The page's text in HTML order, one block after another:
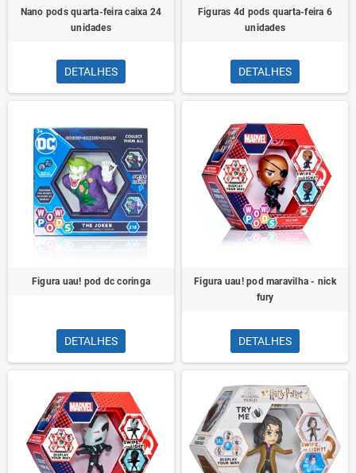
Nano pods quarta-feira caixa 24
unidades
DETALHES
Figuras 4d pods quarta-feira 6
unidades
DETALHES
Figura uau! pod dc coringa
DETALHES
Figura uau! pod maravilha - nick
fury
DETALHES